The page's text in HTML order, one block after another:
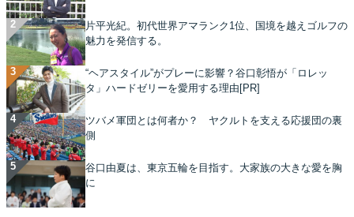
片平光紀。初代世界アマランク1位、国境を越えゴルフの
魅力を発信する。
“ヘアスタイル”がプレーに影響？谷口彰悟が「ロレッ
タ」ハードゼリーを愛用する理由[PR]
ツバメ軍団とは何者か？ ヤクルトを支える応援団の裏
側
谷口由夏は、東京五輪を目指す。大家族の大きな愛を胸
に